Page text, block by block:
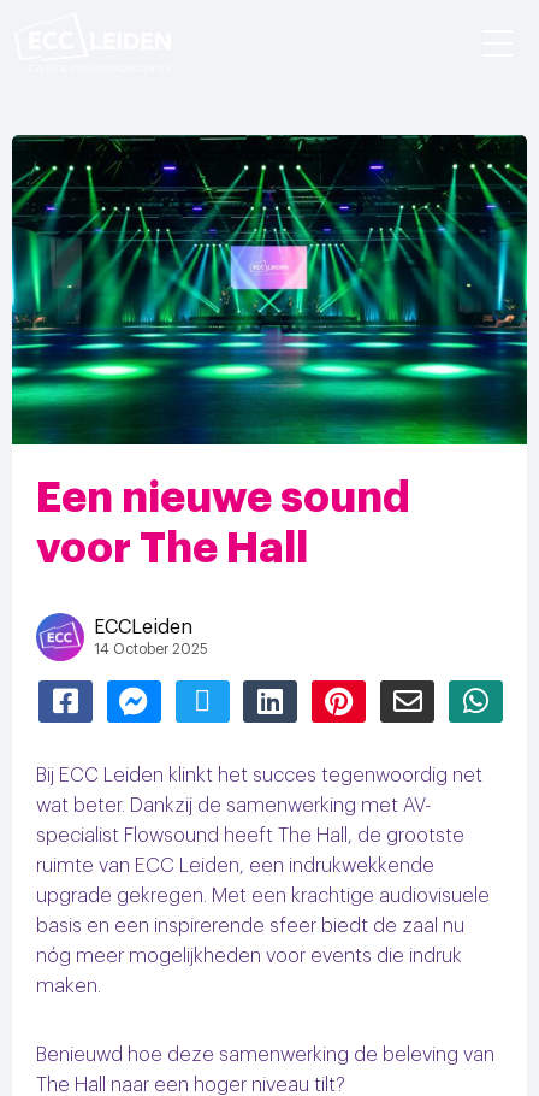
Een nieuwe sound
voor The Hall
ECCLeiden
14 October 2025
Delen
via
Facebook
Delen
via
Facebook
Messenger
Delen
via
Twitter
Delen
via
LinkedIn
Delen
via
Pinterest
Delen
via
Email
via
Bij ECC Leiden klinkt het succes tegenwoordig net
wat beter. Dankzij de samenwerking met AV-
specialist Flowsound heeft The Hall, de grootste
ruimte van ECC Leiden, een indrukwekkende
upgrade gekregen. Met een krachtige audiovisuele
basis en een inspirerende sfeer biedt de zaal nu
nóg meer mogelijkheden voor events die indruk
maken.
Benieuwd hoe deze samenwerking de beleving van
The Hall naar een hoger niveau tilt?